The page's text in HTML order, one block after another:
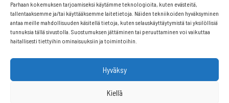
Parhaan kokemuksen tarjoamiseksi käytämme teknologioita, kuten evästeitä,
tallentaaksemme ja/tai käyttääksemme laitetietoja. Näiden tekniikoiden hyväksyminen
antaa meille mahdollisuuden käsitellä tietoja, kuten selauskäyttäytymistä tai yksilöllisiä
tunnuksia tällä sivustolla. Suostumuksen jättäminen tai peruuttaminen voi vaikuttaa
haitallisesti tiettyihin ominaisuuksiin ja toimintoihin.
Hyväksy
Kiellä
Ota yhteyttä
Seuraa meitä:
© 2026 Suomen frisbeegolfliitto.